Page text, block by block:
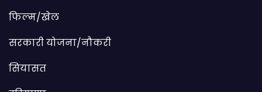
फिल्म/खेल
सरकारी योजना/नौकरी
सियासत